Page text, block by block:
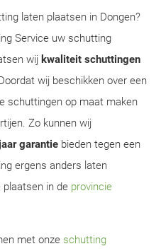
laten plaatsen in Dongen?
Service uw schutting
wij kwaliteit schuttingen
wij beschikken over een
schuttingen op maat maken
Zo kunnen wij
garantie bieden tegen een
ergens anders laten
plaatsen in de provincie
met onze schutting